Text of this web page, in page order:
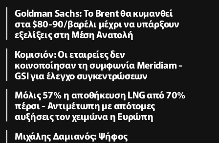
Goldman Sachs: Το Brent θα κυμανθεί
στα $80-90/βαρέλι μέχρι να υπάρξουν
εξελίξεις στη Μέση Ανατολή
Κομισιόν: Οι εταιρείες δεν
κοινοποίησαν τη συμφωνία Meridiam -
GSI για έλεγχο συγκεντρώσεων
Μόλις 57% η αποθήκευση LNG από 70%
πέρσι - Αντιμέτωπη με απότομες
αυξήσεις τον χειμώνα η Ευρώπη
Μιχάλης Δαμιανός: Ψήφος